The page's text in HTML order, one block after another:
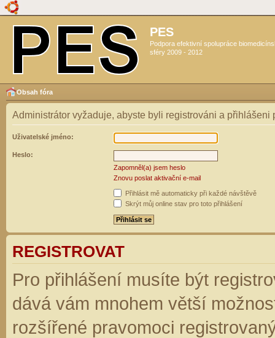
PES
Podpora efektivní spolupráce
sféry 2009 - 2012
Obsah fóra
Administrátor vyžaduje, abyste byli registrováni a přihlášeni
Uživatelské jméno:
Heslo:
Zapomněl(a) jsem heslo
Znovu poslat aktivační e-mail
Přihlásit mě automaticky při každé návštěvě
Skrýt můj online stav pro toto přihlášení
REGISTROVAT
Pro přihlášení musíte být
dává vám mnohem větší
rozšířené pravomoci